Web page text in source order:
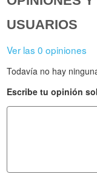
USUARIOS
Ver las 0 opiniones
Todavía no hay
Escribe tu opinión